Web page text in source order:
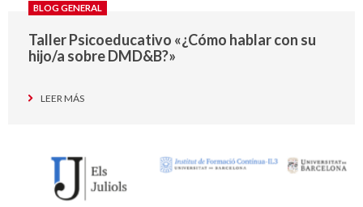
BLOG GENERAL
Taller Psicoeducativo «¿Cómo hablar con su
hijo/a sobre DMD&B?»
LEER MÁS